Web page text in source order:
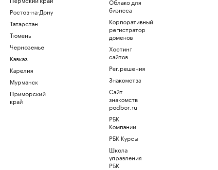
Ростов-на-Дону
Татарстан
Тюмень
Черноземье
Кавказ
Карелия
Мурманск
Приморский
край
бизнеса
Корпоративный
регистратор
доменов
Хостинг
сайтов
Рег.решения
Знакомства
Сайт
знакомств
podbor.ru
РБК
Компании
РБК Курсы
Школа
управления
РБК